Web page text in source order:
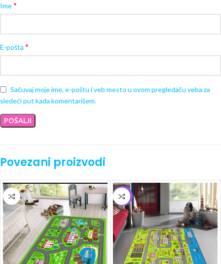
Ime*
E-pošta *
Sačuvaj moje ime, e-poštu i veb mesto u ovom pregledaču veba za
sledeći put kada komentarišem.
Povezani proizvodi
-5%